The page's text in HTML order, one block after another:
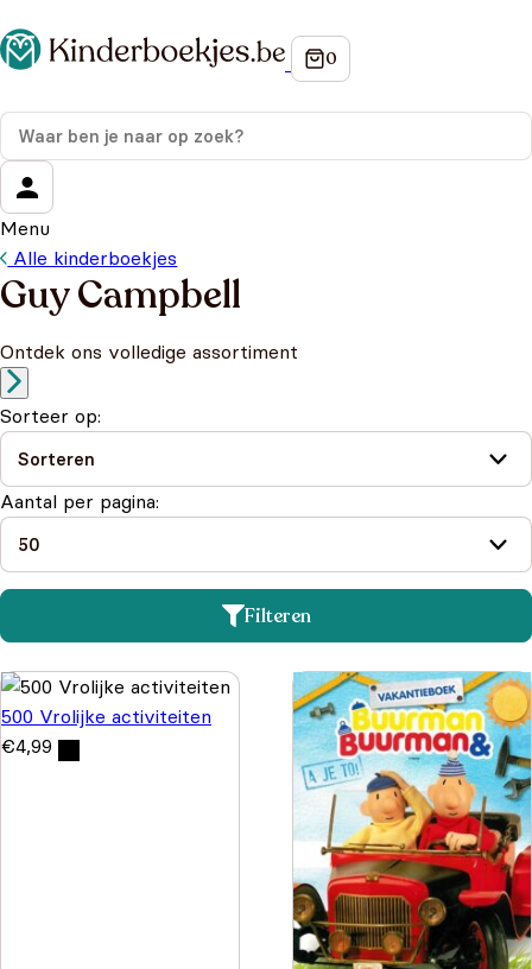
Menu
Alle kinderboekjes
Guy Campbell
Ontdek ons volledige assortiment
Sorteer op:
Aantal per pagina:
Filteren
500 Vrolijke activiteiten
€4,99